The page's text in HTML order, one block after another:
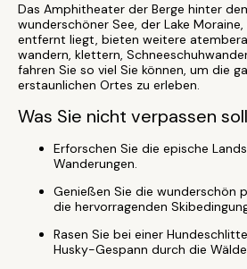
Das Amphitheater der Berge hinter
wunderschöner See, der Lake
entfernt liegt, bieten weitere
wandern, klettern,
fahren Sie so viel Sie können, um die
erstaunlichen Ortes zu erleben.
Was Sie nicht verpassen
Erforschen Sie die epische
Wanderungen.
Genießen Sie die wunderschön
die hervorragenden
Rasen Sie bei einer
Husky-Gespann durch die